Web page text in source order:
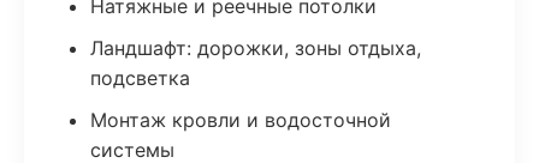
Натяжные и реечные потолки
Ландшафт: дорожки, зоны отдыха,
подсветка
Монтаж кровли и водосточной
системы